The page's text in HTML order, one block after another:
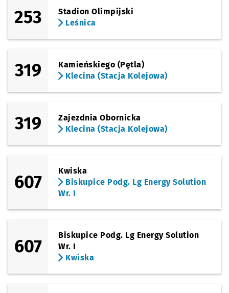
253
Stadion Olimpijski
Leśnica
319
Kamieńskiego (Pętla)
Klecina (Stacja Kolejowa)
319
Zajezdnia Obornicka
Klecina (Stacja Kolejowa)
607
Kwiska
Biskupice Podg. Lg Energy Solution
Wr. I
607
Biskupice Podg. Lg Energy Solution
Wr. I
Kwiska